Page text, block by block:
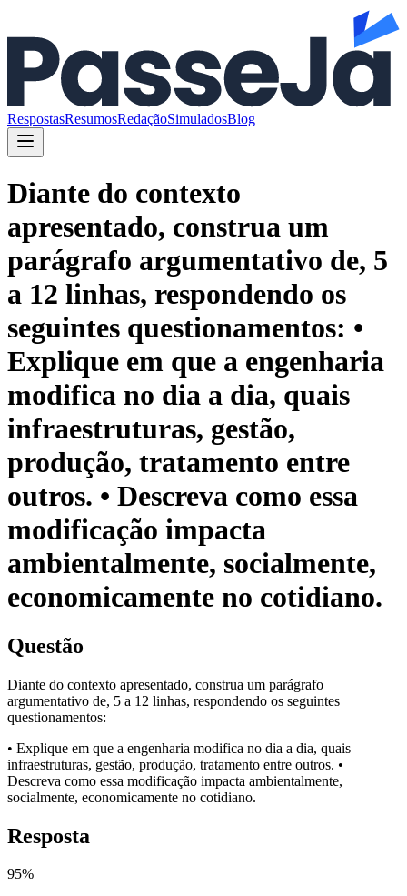
RespostasResumosRedaçãoSimuladosBlog
Diante do contexto
apresentado, construa um
parágrafo argumentativo de, 5
a 12 linhas, respondendo os
seguintes questionamentos: •
Explique em que a engenharia
modifica no dia a dia, quais
infraestruturas, gestão,
produção, tratamento entre
outros. • Descreva como essa
modificação impacta
ambientalmente, socialmente,
economicamente no cotidiano.
Questão
Diante do contexto apresentado, construa um parágrafo
argumentativo de, 5 a 12 linhas, respondendo os seguintes
questionamentos:
• Explique em que a engenharia modifica no dia a dia, quais
infraestruturas, gestão, produção, tratamento entre outros. •
Descreva como essa modificação impacta ambientalmente,
socialmente, economicamente no cotidiano.
Resposta
95%